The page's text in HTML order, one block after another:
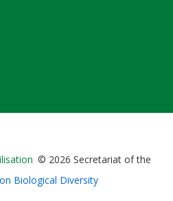
Bioland
-
© 2026 Secretariat of the
Biological Diversity